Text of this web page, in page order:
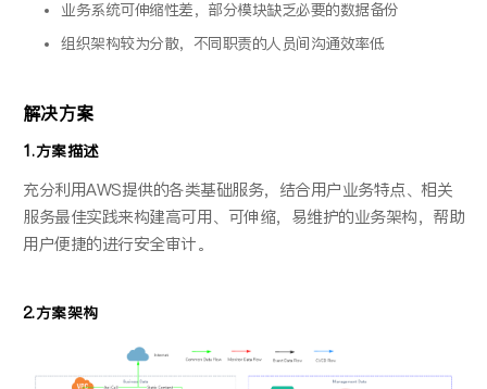
业务系统可伸缩性差，部分模块缺乏必要的数据备份
组织架构较为分散，不同职责的人员间沟通效率低
解决方案
1.方案描述
充分利用AWS提供的各类基础服务，结合用户业务特点、相关
服务最佳实践来构建高可用、可伸缩，易维护的业务架构，帮助
用户便捷的进行安全审计。
2.方案架构